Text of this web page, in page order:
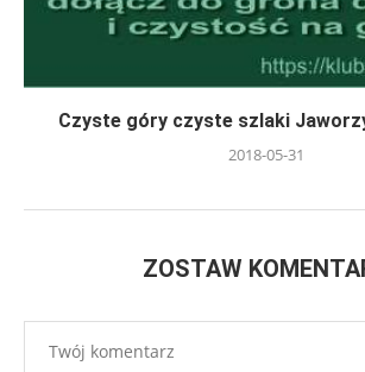
Czyste góry czyste szlaki
2018-05-31
ZOSTAW